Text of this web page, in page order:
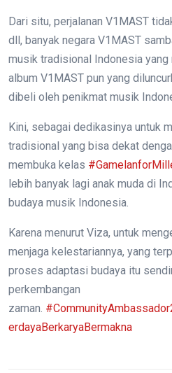
Dari situ, perjalanan V1MAST
dll, banyak negara V1MAST
musik tradisional Indonesia
album V1MAST pun yang
dibeli oleh penikmat musik
Kini, sebagai dedikasinya untuk
tradisional yang bisa dekat
membuka kelas
lebih banyak lagi anak muda di
budaya musik Indonesia.
Karena menurut Viza, untuk
menjaga kelestariannya, yang
proses adaptasi budaya itu
perkembangan
zaman.
erdayaBerkaryaBermakna